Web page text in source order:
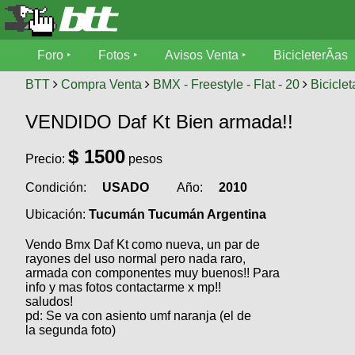
Foro
Foro
MecÃ¡nica
Fotos
tu foto
Bicicletas
Viajes
Descenso
Dirt
Avisos
tu
aviso
Buscar
Ultimos
Fotos
BicicleterÃ­
as
Bicicletas
Bicicletas
Tandem
Videos
Cicloturismo
Foro Fotos Avisos Venta BicicleterÃ­as
BTT Compra Venta BMX - Freestyle - Flat - 20
VENDIDO Daf Kt Bien armada!!
Precio: $ 1500 pesos
Condición: USADO Año:
2010
Ubicación: Tucumán Tucumán Argentina
Vendo Bmx Daf Kt como nueva, un par de
rayones del uso normal pero nada raro,
armada con componentes muy buenos!! Para
info y mas fotos contactarme x mp!!
saludos!
pd: Se va con asiento umf naranja (el de
la segunda foto)